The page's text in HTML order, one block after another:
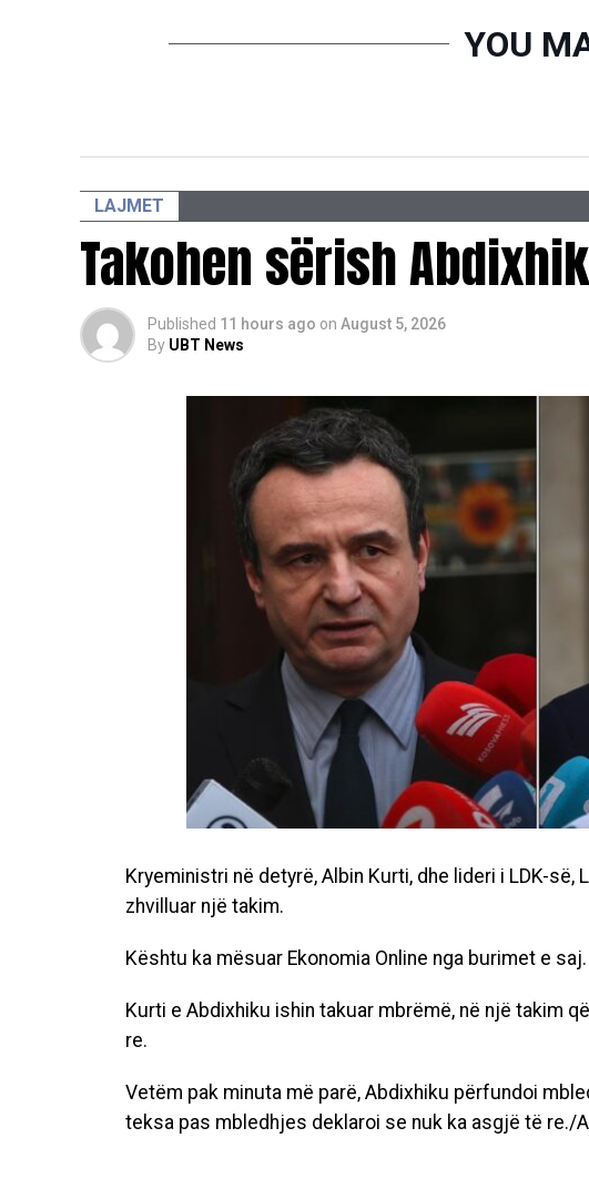
YOU
LAJMET
Takohen sërish
Published 11 hours ago on August 5, 2026
By UBT News
Kryeministri në detyrë, Albin Kurti, dhe lideri i LDK-
zhvilluar një takim.
Kështu ka mësuar Ekonomia Online nga burimet e saj.
Kurti e Abdixhiku ishin takuar mbrëmë, në një takim
re.
Vetëm pak minuta më parë, Abdixhiku përfundoi
teksa pas mbledhjes deklaroi se nuk ka asgjë të re./